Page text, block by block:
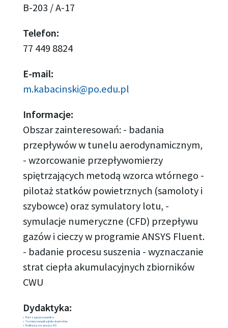
B-203 / A-17
Telefon:
77 449 8824
E-mail:
m.kabacinski@po.edu.pl
Informacje:
Obszar zainteresowań: - badania
przepływów w tunelu aerodynamicznym,
- wzorcowanie przepływomierzy
spiętrzających metodą wzorca wtórnego -
pilotaż statków powietrznych (samoloty i
szybowce) oraz symulatory lotu, -
symulacje numeryczne (CFD) przepływu
gazów i cieczy w programie ANSYS Fluent.
- badanie procesu suszenia - wyznaczanie
strat ciepła akumulacyjnych zbiorników
CWU
Dydaktyka:
Plan zajęć pracownika
Terminy konsultacji dla studentów
Profil w bazie wiedzy PO